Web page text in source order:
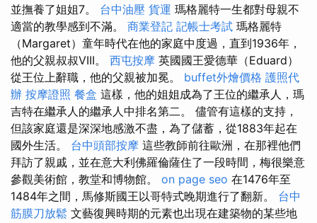
並撫養了姐姐7。 台中油壓 貨運 瑪格麗特一生都對母親不
適當的教學感到不滿。 商業登記 記帳士考試 瑪格麗特
（Margaret）童年時代在他的家庭中度過，直到1936年，
他的父親叔叔VIII。 西屯按摩 英國國王愛德華（Eduard）
從王位上辭職，他的父親被加冕。 buffet外燴價格 護照代
辦 按摩證照 餐盒 這樣，他的姐姐成為了王位的繼承人，瑪
吉特在繼承人的繼承人中排名第二。 儘管有這樣的支持，
但該家庭還是深深地感激不盡，為了儲蓄，從1883年起在
國外生活。 台中頭部按摩 這些教師前往歐洲，在那裡他們
拜訪了親戚，並在意大利佛羅倫薩住了一段時間，梅很樂意
參觀美術館，教堂和博物館。 on page seo 在1476年至
1484年之間，馬修斯國王以哥特式晚期進行了翻新。 台中
筋膜刀放鬆 文藝復興時期的元素也出現在建築物的某些地